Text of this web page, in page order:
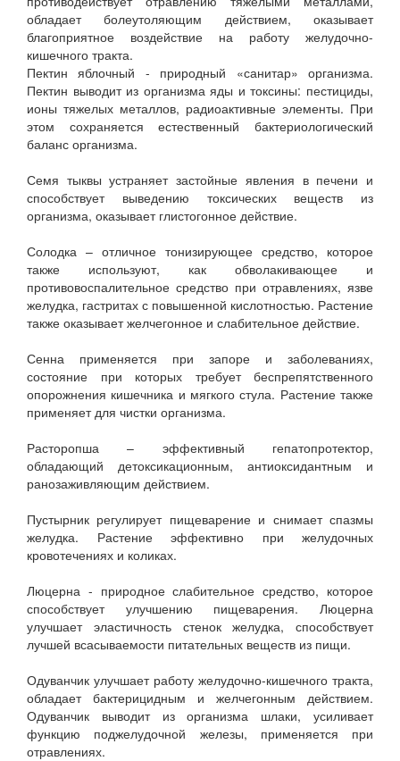
обладает болеутоляющим действием, оказывает
благоприятное воздействие на работу желудочно-
кишечного тракта.
Пектин яблочный - природный «санитар» организма.
Пектин выводит из организма яды и токсины: пестициды,
ионы тяжелых металлов, радиоактивные элементы. При
этом сохраняется естественный бактериологический
баланс организма.
Семя тыквы устраняет застойные явления в печени и
способствует выведению токсических веществ из
организма, оказывает глистогонное действие.
Солодка – отличное тонизирующее средство, которое
также используют, как обволакивающее и
противовоспалительное средство при отравлениях, язве
желудка, гастритах с повышенной кислотностью. Растение
также оказывает желчегонное и слабительное действие.
Сенна применяется при запоре и заболеваниях,
состояние при которых требует беспрепятственного
опорожнения кишечника и мягкого стула. Растение также
применяет для чистки организма.
Расторопша – эффективный гепатопротектор,
обладающий детоксикационным, антиоксидантным и
ранозаживляющим действием.
Пустырник регулирует пищеварение и снимает спазмы
желудка. Растение эффективно при желудочных
кровотечениях и коликах.
Люцерна - природное слабительное средство, которое
способствует улучшению пищеварения. Люцерна
улучшает эластичность стенок желудка, способствует
лучшей всасываемости питательных веществ из пищи.
Одуванчик улучшает работу желудочно-кишечного тракта,
обладает бактерицидным и желчегонным действием.
Одуванчик выводит из организма шлаки, усиливает
функцию поджелудочной железы, применяется при
отравлениях.